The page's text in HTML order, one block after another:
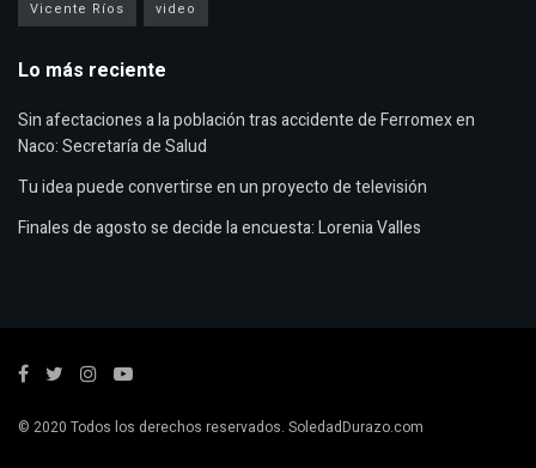
Vicente Ríos
video
Lo más reciente
Sin afectaciones a la población tras accidente de Ferromex en
Naco: Secretaría de Salud
Tu idea puede convertirse en un proyecto de televisión
Finales de agosto se decide la encuesta: Lorenia Valles
© 2020 Todos los derechos reservados. SoledadDurazo.com